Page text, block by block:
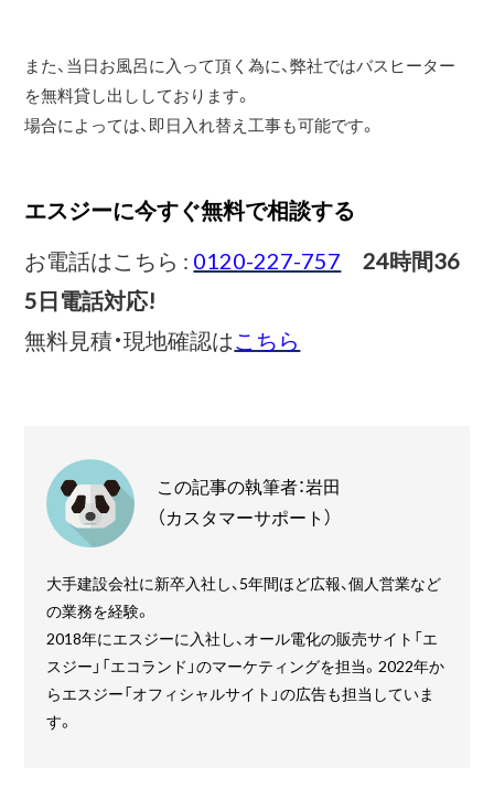
また、当日お風呂に入って頂く為に、弊社ではバスヒーター
を無料貸し出ししております。
場合によっては、即日入れ替え工事も可能です。
エスジーに今すぐ無料で相談する
お電話はこちら : 0120-227-757
24時間36
5日電話対応!
無料見積・現地確認はこちら
この記事の執筆者：岩田
（カスタマーサポート）
大手建設会社に新卒入社し、5年間ほど広報、個人営業など
の業務を経験。
2018年にエスジーに入社し、オール電化の販売サイト「エ
スジー」「エコランド」のマーケティングを担当。2022年か
らエスジー「オフィシャルサイト」の広告も担当していま
す。